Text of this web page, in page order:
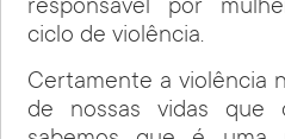
responsável por
ciclo de violência.
Certamente a violência
de nossas vidas que